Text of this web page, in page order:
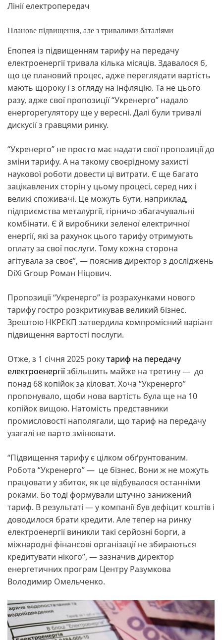
Лінії електропередач
Планове підвищення, але з тривалими баталіями
Епопея із підвищенням тарифу на передачу
електроенергії тривала кілька місяців. Здавалося б,
що це плановий процес, адже переглядати вартість
мають щороку і з огляду на інфляцію. Та не цього
разу, адже свої пропозиції “Укренерго” надало
енергорегулятору ще у вересні. Далі були тривалі
дискусії з гравцями ринку.
“Укренерго” не просто має надати свої пропозиції до
зміни тарифу. А на такому своєрідному захисті
наукової роботи довести ці витрати. Є ще багато
зацікавлених сторін у цьому процесі, серед них і
великі споживачі. Це можуть бути, наприклад,
підприємства металургії, гірничо-збагачувальні
комбінати. Є й виробники зеленої електричної
енергії, які за рахунок цього тарифу отримують
оплату за свої послуги. Тому кожна сторона
агітувала за своє”, — пояснив директор з досліджень
DiXi Group Роман Ніцович.
Пропозиції “Укренерго” із розрахунками нового
тарифу гостро розкритикував великий бізнес.
Зрештою НКРЕКП затвердила компромісний варіант
підвищення вартості послуги.
Отже, з 1 січня 2025 рокутариф на передачу
електроенергіїзбільшить майже на третину — до
понад 68 копійок за кіловат. Хоча “Укренерго”
пропонувало, щоби нова вартість була ще на 10
копійок вищою. Натомість представники
промисловості наполягали, що тариф на передачу
узагалі не варто змінювати.
“Підвищення тарифу є цілком обґрунтованим.
Робота “Укренерго” — це бізнес. Вони ж не можуть
працювати у збиток, як це відбувалося останніми
роками. Бо тоді формували штучно занижений
тариф. В результаті — у компанії був дефіцит коштів і
доводилося брати кредити. Але тепер на ринку
електроенергії виникли такі серйозні борги, а
міжнародні фінансові організації не збираються
кредитувати нікого”, — зазначив директор
енергетичних програм Центру Разумкова
Володимир Омельченко.